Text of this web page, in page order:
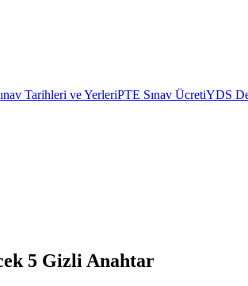
Tarihleri ve YerleriPTE Sınav ÜcretiYDS
5 Gizli Anahtar